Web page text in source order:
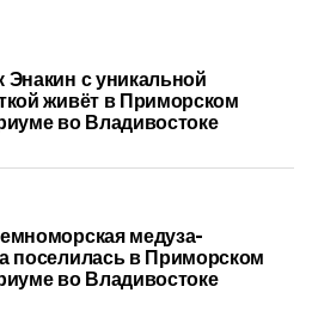
с уникальной
живёт в Приморском
во Владивостоке
медуза-
поселилась в Приморском
во Владивостоке